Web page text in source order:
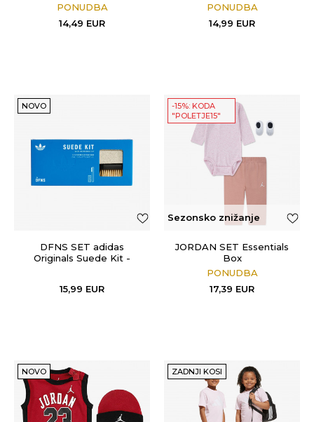
PONUDBA
14,49 EUR
PONUDBA
14,99 EUR
NOVO
DFNS SET adidas
Originals Suede Kit -
15,99 EUR
-15%: KODA
"POLETJE15"
Sezonsko znižanje
JORDAN SET Essentials
Box
PONUDBA
17,39 EUR
NOVO ZADNJI KOSI